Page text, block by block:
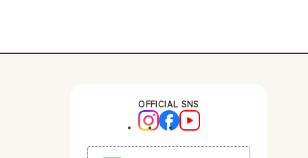
OFFICIAL SNS